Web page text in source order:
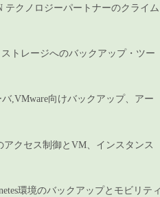
テクノロジーパートナーのクライム
トレージへのバックアップ・ツー
,VMware向けバックアップ、アー
アクセス制御とVM、インスタンス
環境のバックアップとモビリテ